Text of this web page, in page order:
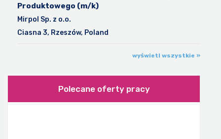
Produktowego (m/k)
Mirpol Sp. z o.o.
Ciasna 3, Rzeszów, Poland
wyświetl wszystkie »
Polecane oferty pracy